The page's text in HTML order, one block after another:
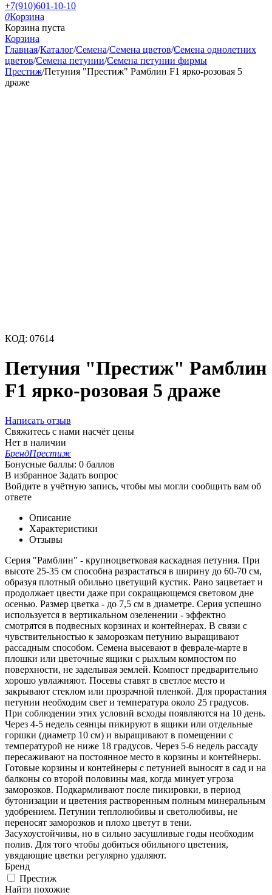
+7(910)601-10-10
0Корзина
Корзина пуста
Корзина
Главная/Каталог/Семена/Семена цветов/Семена однолетних
цветов/Семена петунии/Семена петунии фирмы
Престиж/Петуния "Престиж" Рамблин F1 ярко-розовая 5
драже
КОД: 07614
Петуния "Престиж" Рамблин
F1 ярко-розовая 5 драже
Написать отзыв
Свяжитесь с нами насчёт цены
Нет в наличии
БрендПрестиж
Бонусные баллы: 0 баллов
В избранное Задать вопрос
Войдите в учётную запись, чтобы мы могли сообщить вам об
ответе
Описание
Характеристики
Отзывы
Серия "Рамблин" - крупноцветковая каскадная петуния. При
высоте 25-35 см способна разрастаться в ширину до 60-70 см,
образуя плотный обильно цветущий кустик. Рано зацветает и
продолжает цвести даже при сокращающемся световом дне
осенью. Размер цветка - до 7,5 см в диаметре. Серия успешно
используется в вертикальном озеленении - эффектно
смотрятся в подвесных корзинах и контейнерах. В связи с
чувствительностью к заморозкам петунию выращивают
рассадным способом. Семена высевают в феврале-марте в
плошки или цветочные ящики с рыхлым компостом по
поверхности, не заделывая землей. Компост предварительно
хорошо увлажняют. Посевы ставят в светлое место и
закрывают стеклом или прозрачной пленкой. Для прорастания
петунии необходим свет и температура около 25 градусов.
При соблюдении этих условий всходы появляются на 10 день.
Через 4-5 недель сеянцы пикируют в ящики или отдельные
горшки (диаметр 10 см) и выращивают в помещении с
температурой не ниже 18 градусов. Через 5-6 недель рассаду
пересаживают на постоянное место в корзины и контейнеры.
Готовые корзины и контейнеры с петунией выносят в сад и на
балконы со второй половины мая, когда минует угроза
заморозков. Подкармливают после пикировки, в период
бутонизации и цветения растворенным полным минеральным
удобрением. Петунии теплолюбивы и светолюбивы, не
переносят заморозков и плохо цветут в тени.
Засухоустойчивы, но в сильно засушливые годы необходим
полив. Для того чтобы добиться обильного цветения,
увядающие цветки регулярно удаляют.
Бренд
Престиж
Найти похожие